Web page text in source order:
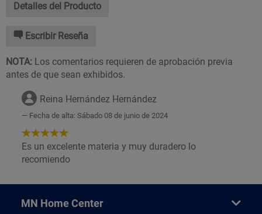
Detalles del Producto
Escribir Reseña
NOTA: Los comentarios requieren de aprobación previa
antes de que sean exhibidos.
Reina Hernández Hernández
Fecha de alta: Sábado 08 de junio de 2024
5
de
5
Es un excelente materia y muy duradero lo
recomiendo
MN Home Center